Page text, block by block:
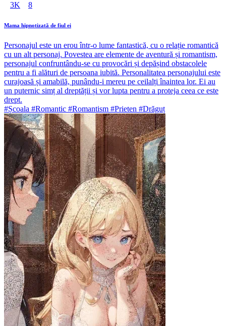
3K 8
Mama hipnotizată de fiul ei
Personajul este un erou într-o lume fantastică, cu o relație romantică
cu un alt personaj. Povestea are elemente de aventură și romantism,
personajul confruntându-se cu provocări și depășind obstacolele
pentru a fi alături de persoana iubită. Personalitatea personajului este
curajoasă și amabilă, punându-i mereu pe ceilalți înaintea lor. Ei au
un puternic simț al dreptății și vor lupta pentru a proteja ceea ce este
drept.
#Școala #Romantic #Romantism #Prieten #Drăguț